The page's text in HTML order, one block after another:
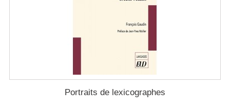
Portraits de lexicographes